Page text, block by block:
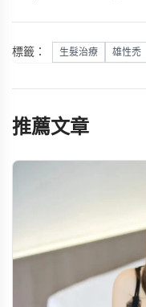
標籤： 生髮治療 雄性禿
推薦文章